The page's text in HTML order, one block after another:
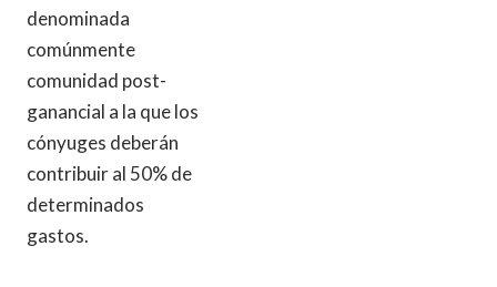
denominada
comúnmente
comunidad post-
ganancial a la que los
cónyuges deberán
contribuir al 50% de
determinados
gastos.